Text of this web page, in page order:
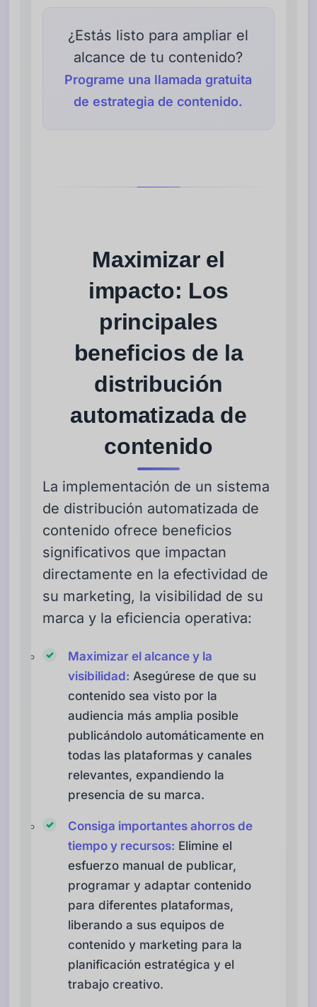
¿Estás listo para ampliar el
alcance de tu contenido?
Programe una llamada gratuita
de estrategia de contenido.
Maximizar el
impacto: Los
principales
beneficios de la
distribución
automatizada de
contenido
La implementación de un sistema
de distribución automatizada de
contenido ofrece beneficios
significativos que impactan
directamente en la efectividad de
su marketing, la visibilidad de su
marca y la eficiencia operativa:
Maximizar el alcance y la
visibilidad: Asegúrese de que su
contenido sea visto por la
audiencia más amplia posible
publicándolo automáticamente en
todas las plataformas y canales
relevantes, expandiendo la
presencia de su marca.
Consiga importantes ahorros de
tiempo y recursos: Elimine el
esfuerzo manual de publicar,
programar y adaptar contenido
para diferentes plataformas,
liberando a sus equipos de
contenido y marketing para la
planificación estratégica y el
trabajo creativo.